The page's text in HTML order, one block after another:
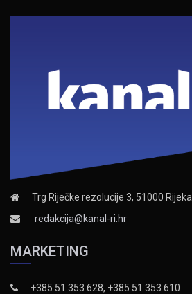
Trg Riječke rezolucije 3, 51000 Rijeka
redakcija@kanal-ri.hr
MARKETING
+385 51 353 628, +385 51 353 610